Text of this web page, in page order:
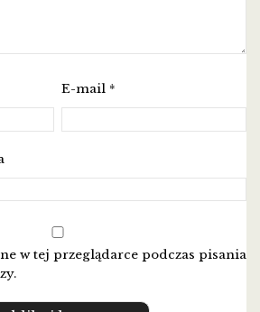
E-mail *
w tej przeglądarce podczas pisania